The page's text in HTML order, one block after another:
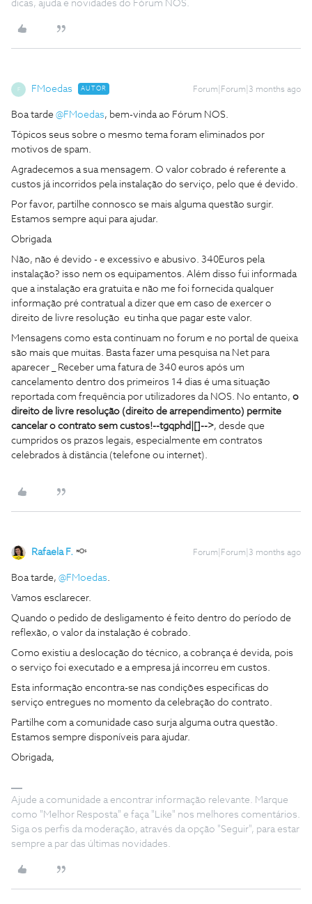
dicas, ajuda e novidades do Fórum NOS.
F FMoedas AUTOR Forum|Forum|3 months ago
Boa tarde ​ @FMoedas, bem-vinda ao Fórum NOS.
Tópicos seus sobre o mesmo tema foram eliminados por
motivos de spam.
Agradecemos a sua mensagem. O valor cobrado é referente a
custos já incorridos pela instalação do serviço, pelo que é devido.
Por favor, partilhe connosco se mais alguma questão surgir.
Estamos sempre aqui para ajudar.
Obrigada
Não, não é devido - e excessivo e abusivo. 340Euros pela
instalação? isso nem os equipamentos. Além disso fui informada
que a instalação era gratuita e não me foi fornecida qualquer
informação pré contratual a dizer que em caso de exercer o
direito de livre resolução eu tinha que pagar este valor.
Mensagens como esta continuam no forum e no portal de queixa
são mais que muitas. Basta fazer uma pesquisa na Net para
aparecer _ Receber uma fatura de 340 euros após um
cancelamento dentro dos primeiros 14 dias é uma situação
reportada com frequência por utilizadores da NOS. No entanto, o
direito de livre resolução (direito de arrependimento) permite
cancelar o contrato sem custos!--tgqphd|[]-->, desde que
cumpridos os prazos legais, especialmente em contratos
celebrados à distância (telefone ou internet).
Rafaela F. Forum|Forum|3 months ago
Boa tarde, ​ @FMoedas.
Vamos esclarecer.
Quando o pedido de desligamento é feito dentro do período de
reflexão, o valor da instalação é cobrado.
Como existiu a deslocação do técnico, a cobrança é devida, pois
o serviço foi executado e a empresa já incorreu em custos.
Esta informação encontra-se nas condições especificas do
serviço entregues no momento da celebração do contrato.
Partilhe com a comunidade caso surja alguma outra questão.
Estamos sempre disponíveis para ajudar.
Obrigada,
Ajude a comunidade a encontrar informação relevante. Marque
como "Melhor Resposta" e faça "Like" nos melhores comentários.
Siga os perfis da moderação, através da opção "Seguir", para estar
sempre a par das últimas novidades.